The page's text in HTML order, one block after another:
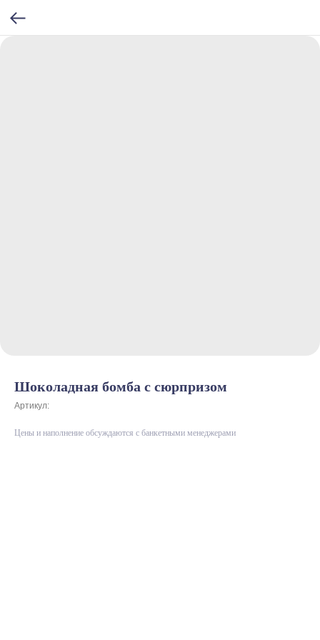
Шоколадная бомба с сюрпризом
Артикул:
Цены и наполнение обсуждаются с банкетными менеджерами